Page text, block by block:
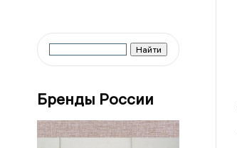
Бренды России